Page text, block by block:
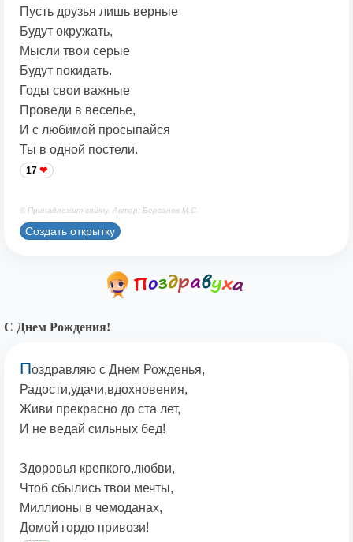
Пусть друзья лишь верные
Будут окружать,
Мысли твои серые
Будут покидать.
Годы свои важные
Проведи в веселье,
И с любимой просыпайся
Ты в одной постели.
17
© Принадлежит сайту. Автор: Берсанов М.С.
Создать открытку
С Днем Рождения!
Поздравляю с Днем Рожденья,
Радости,удачи,вдохновения,
Живи прекрасно до ста лет,
И не ведай сильных бед!
Здоровья крепкого,любви,
Чтоб сбылись твои мечты,
Миллионы в чемоданах,
Домой гордо привози!